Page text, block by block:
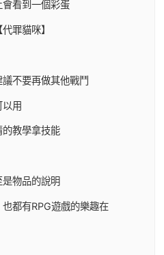
會看到一個彩蛋
罪貓咪】
不要再做其他戰鬥
用
教學拿技能
物品的說明
都有RPG遊戲的樂趣在